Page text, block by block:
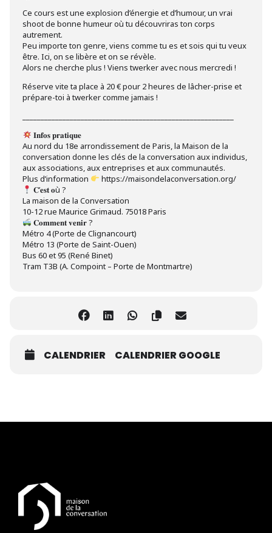
Ce cours est une explosion d’énergie et d’humour, un vrai
shoot de bonne humeur où tu découvriras ton corps
autrement.
Peu importe ton genre, viens comme tu es et sois qui tu veux
être. Ici, on se libère et on se révèle.
Alors ne cherche plus ! Viens twerker avec nous mercredi !
Réserve vite ta place à 20 € pour 2 heures de lâcher-prise et
prépare-toi à twerker comme jamais !
𝐈𝐧𝐟𝐨𝐬 𝐩𝐫𝐚𝐭𝐢𝐪𝐮𝐞
Au nord du 18e arrondissement de Paris, la Maison de la
conversation donne les clés de la conversation aux individus,
aux associations, aux entreprises et aux communautés.
Plus d’information
https://maisondelaconversation.org/
𝐂’𝐞𝐬𝐭 𝐨ù ?
La maison de la Conversation
10-12 rue Maurice Grimaud. 75018 Paris
𝐂𝐨𝐦𝐦𝐞𝐧𝐭 𝐯𝐞𝐧𝐢𝐫 ?
Métro 4 (Porte de Clignancourt)
Métro 13 (Porte de Saint-Ouen)
Bus 60 et 95 (René Binet)
Tram T3B (A. Compoint – Porte de Montmartre)
CALENDRIER CALENDRIER GOOGLE